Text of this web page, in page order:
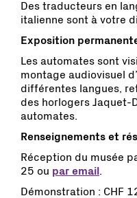
Des traducteurs en
italienne sont à votre
Exposition
Les automates sont
montage audiovisuel
différentes langues,
des horlogers Jaquet-
automates.
Renseignements et
Réception du musée
25 ou par email .
Démonstration : CHF